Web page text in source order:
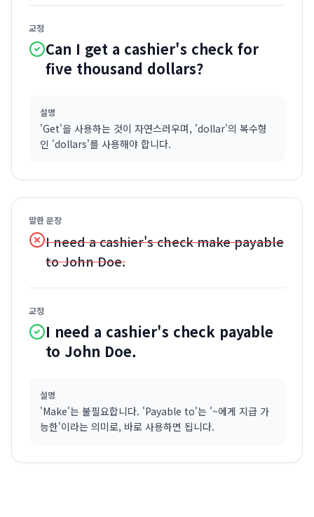
교정
Can I get a cashier's check for
five thousand dollars?
설명
'Get'을 사용하는 것이 자연스러우며, 'dollar'의 복수형
인 'dollars'를 사용해야 합니다.
말한 문장
I need a cashier's check make payable
to John Doe.
교정
I need a cashier's check payable
to John Doe.
설명
'Make'는 불필요합니다. 'Payable to'는 '~에게 지급 가
능한'이라는 의미로, 바로 사용하면 됩니다.